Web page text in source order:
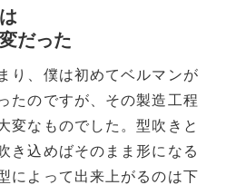
だった
り、僕は初めてベルマンが
たのですが、その製造工程
変なものでした。型吹きと
き込めばそのまま形になる
によって出来上がるのは下